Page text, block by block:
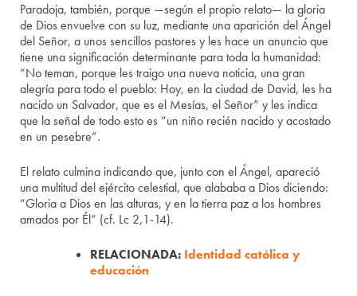
Paradoja, también, porque —según el propio relato— la gloria
de Dios envuelve con su luz, mediante una aparición del Ángel
del Señor, a unos sencillos pastores y les hace un anuncio que
tiene una significación determinante para toda la humanidad:
“No teman, porque les traigo una nueva noticia, una gran
alegría para todo el pueblo: Hoy, en la ciudad de David, les ha
nacido un Salvador, que es el Mesías, el Señor” y les indica
que la señal de todo esto es “un niño recién nacido y acostado
en un pesebre”.
El relato culmina indicando que, junto con el Ángel, apareció
una multitud del ejército celestial, que alababa a Dios diciendo:
“Gloria a Dios en las alturas, y en la tierra paz a los hombres
amados por Él” (cf. Lc 2,1-14).
RELACIONADA: Identidad católica y
educación